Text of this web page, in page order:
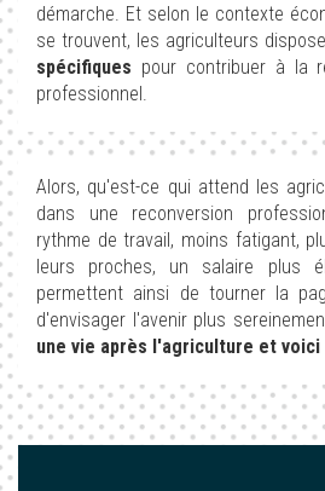
démarche. Et selon le contexte
se trouvent, les agriculteurs
spécifiques pour contribuer à la
professionnel.
Alors, qu'est-ce qui attend les
dans une reconversion
rythme de travail, moins fatigant,
leurs proches, un salaire plus
permettent ainsi de tourner la
d'envisager l'avenir plus
une vie après l'agriculture et